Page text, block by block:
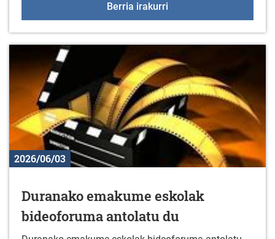
Berria irakurri
2026/06/03
Duranako emakume eskolak
bideoforuma antolatu du